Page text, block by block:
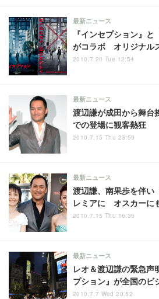
『インセプション』と
がコラボ オリジナル
最新ニュース
2010.7.20 Tue 12:54
渡辺謙が成田から舞
での登場に観客熱狂
最新ニュース
2010.7.15 Thu 23:59
渡辺謙、南果歩を伴い
レミアに オスカーに
最新ニュース
2010.7.15 Thu 16:36
レオ＆渡辺謙の緊急
プション』が全国の
最新ニュース
2010.7.7 Wed 20:52